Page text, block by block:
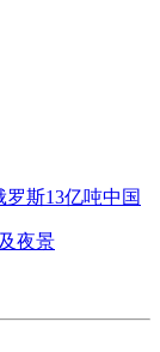
斯13亿吨中国
夜景